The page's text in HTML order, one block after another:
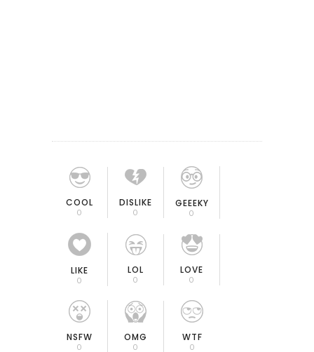
COOL
0
DISLIKE
0
GEEEKY
0
LIKE
0
LOL
0
LOVE
0
NSFW
0
OMG
0
WTF
0